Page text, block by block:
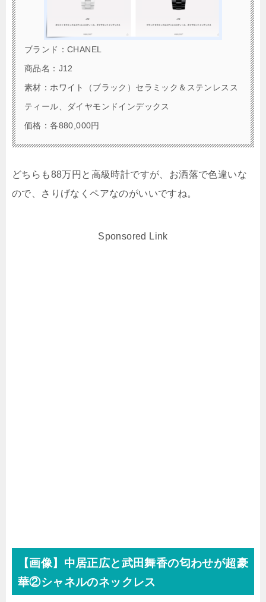
ブランド：CHANEL
商品名：J12
素材：ホワイト（ブラック）セラミック＆ステンレスス
ティール、ダイヤモンドインデックス
価格：各880,000円
どちらも88万円と高級時計ですが、お洒落で色違いな
ので、さりげなくペアなのがいいですね。
Sponsored Link
【画像】中居正広と武田舞香の匂わせが超豪
華②シャネルのネックレス